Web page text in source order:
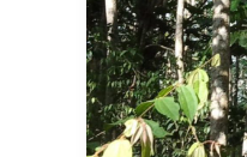
dan
Potensi
Ekonominya
di
Indonesia